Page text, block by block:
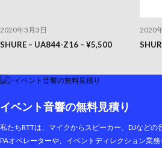
2020年3月3日
SHURE – UA844-Z16 – ¥5,500
2020
イベント音響の無料見積り
私たちRTTは、マイクからスピーカー、DJなどの
PAオペレーターや、イベントディレクション業